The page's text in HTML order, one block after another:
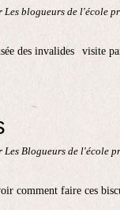
Les blogueurs de l'école
visite
Les Blogueurs de l'école
comment faire ces